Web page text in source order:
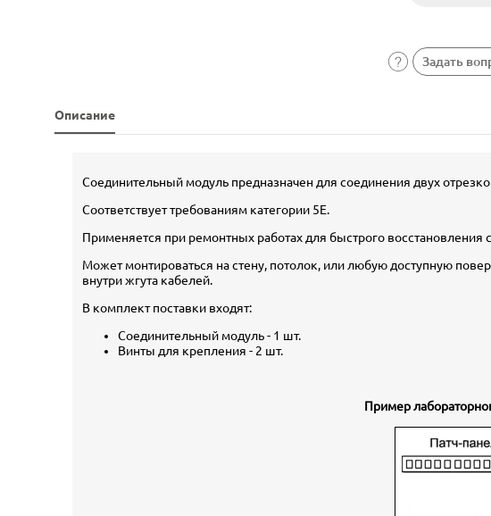
Задать
Описание
Соединительный модуль предназначен для соединения двух
Соответствует требованиям категории 5E.
Применяется при ремонтных работах для быстрого
Может монтироваться на стену, потолок, или любую доступную
внутри жгута кабелей.
В комплект поставки входят:
Соединительный модуль - 1 шт.
Винты для крепления - 2 шт.
Пример